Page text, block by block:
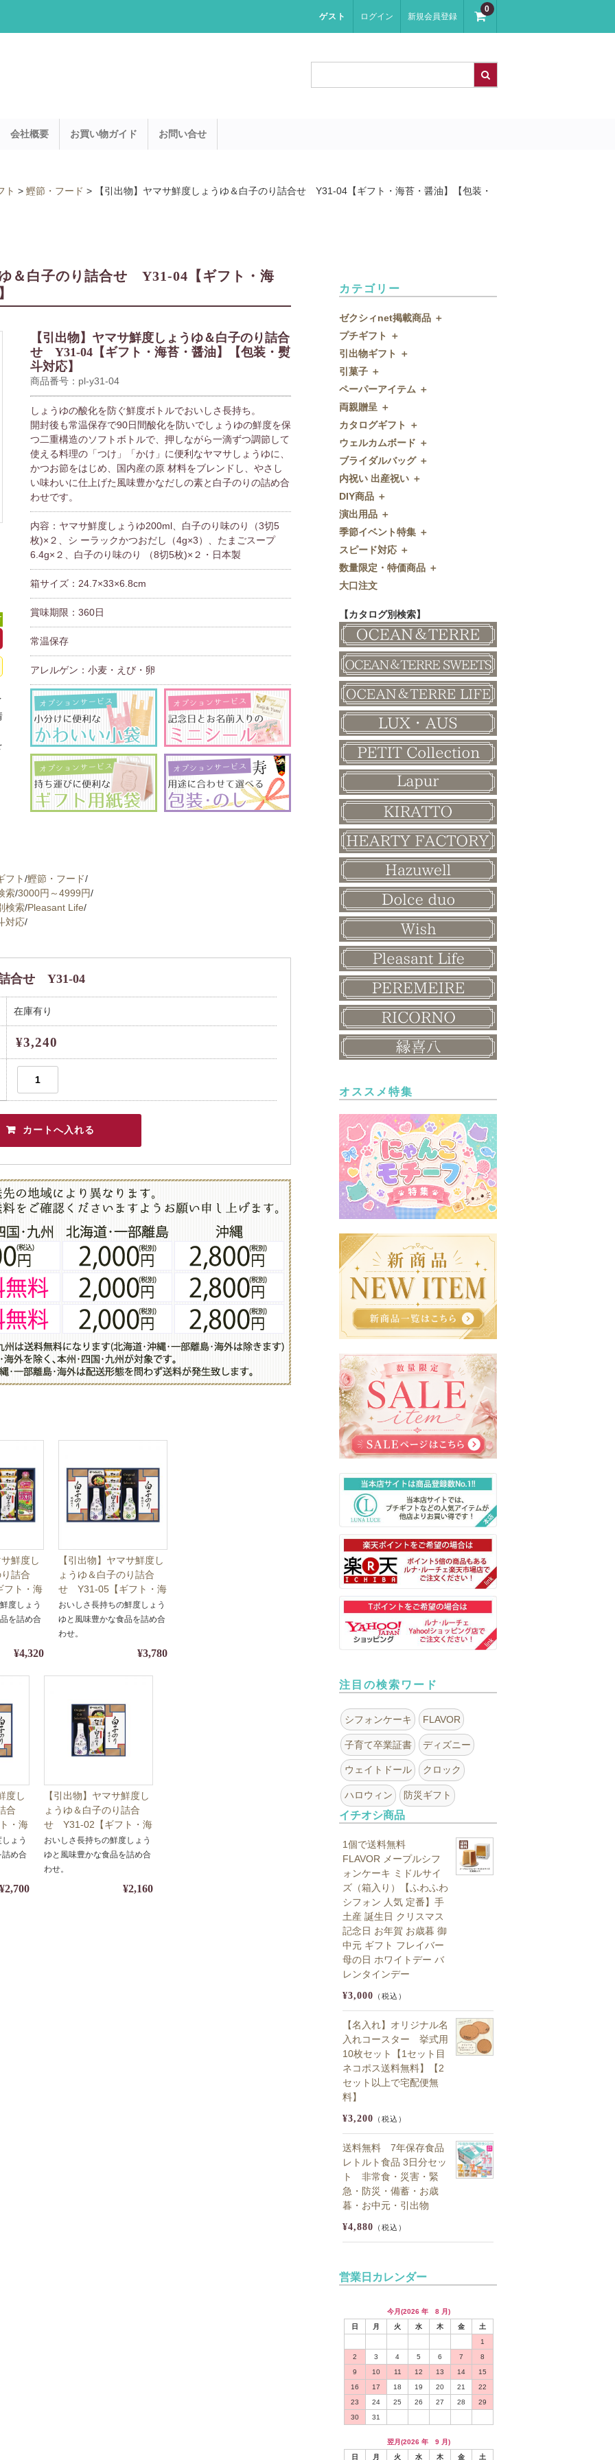
ゲスト ログイン 新規会員登録
0
会社概要 お買い物ガイド お問い合せ
ト > 鰹節・フード > 【引出物】ヤマサ鮮度しょうゆ＆白子のり詰合せ Y31-04【ギフト・海苔・醤油】【包装・
＆白子のり詰合せ Y31-04【ギフト・海
【引出物】ヤマサ鮮度しょうゆ＆白子のり詰合
せ Y31-04【ギフト・海苔・醤油】【包装・熨
斗対応】
商品番号：pl-y31-04
しょうゆの酸化を防ぐ鮮度ボトルでおいしさ長持ち。
開封後も常温保存で90日間酸化を防いでしょうゆの鮮度を保
つ二重構造のソフトボトルで、押しながら一滴ずつ調節して
使える料理の「つけ」「かけ」に便利なヤマサしょうゆに、
かつお節をはじめ、国内産の原 材料をブレンドし、やさし
い味わいに仕上げた風味豊かなだしの素と白子のりの詰め合
わせです。
内容：ヤマサ鮮度しょうゆ200ml、白子のり味のり（3切5
枚)×２、シ ーラックかつおだし（4g×3）、たまごスープ
6.4g×２、白子のり味のり （8切5枚)×２・日本製
箱サイズ：24.7×33×6.8cm
賞味期限：360日
常温保存
アレルゲン：小麦・えび・卵
フト/鰹節・フード/
索/3000円～4999円/
検索/Pleasant Life/
対応/
合せ Y31-04
在庫有り
¥3,240
鮮度し
詰合
ト・海
・熨斗
度しょう
を詰め合
¥4,320
【引出物】ヤマサ鮮度し
ょうゆ＆白子のり詰合
せ Y31-05【ギフト・海
苔・醤油】【包装・熨斗
対応】
おいしさ長持ちの鮮度しょう
ゆと風味豊かな食品を詰め合
わせ。
¥3,780
度し
合
・海
熨斗
ょう
め合
【引出物】ヤマサ鮮度し
ょうゆ＆白子のり詰合
せ Y31-02【ギフト・海
苔・醤油】【包装・熨斗
対応】
おいしさ長持ちの鮮度しょう
ゆと風味豊かな食品を詰め合
わせ。
¥2,160
カテゴリー
ゼクシィnet掲載商品 ＋
ゼクシィnet掲載商品
プチギフト ＋
プチギフト
ウェルカムプチギフト
アメニティ
キャンディー・金平糖
クッキー
スプーン
チョコレート
ディズニー
ドラジェ
プチタオル
席札立て
耳かき＆ぺん
紅茶＆コーヒー
和風プチギフト
その他
引出物ギフト ＋
引出物ギフト
グラス
タオル・石鹸・名披露目
ディズニーギフト
今治タオル
引出物セット
和食器
名入れ贈呈品
特選ギフト
珈琲・紅茶
鰹節・フード
引菓子 ＋
引菓子
バウムクーヘン
洋菓子
和菓子
FLAVOR
ペーパーアイテム ＋
ペーパーアイテム
招待状
席次表
席札
付箋・メッセージカード
印刷代行
ディズニーシリーズ
両親贈呈 ＋
両親贈呈
ディズニーウェイトドール
ウェイトベア
子育て卒業証書
クロックギフト
カタログギフト ＋
カタログギフト
OCEAN&TERRE GOURMET
SHIKISAI ONE
Grace
ウェルカムボード ＋
ウェルカムボード
カラーステンドグラス調
ガラス
フラワータイプ
ペンダントクロック
ミラー
メッセージパズル
似顔絵
和風ボード
ブライダルバッグ ＋
ブライダルバッグ
内祝い 出産祝い ＋
内祝い 出産祝い
DIY商品 ＋
DIY商品
演出用品 ＋
演出用品
リングピロー
ブーケプルズ
結婚証明書
その他
季節イベント特集 ＋
季節イベント特集
サクラ
クローバー
クリスマス
バレンタイン
ホワイトデー
母の日
父の日
敬老の日
スピード対応 ＋
スピード対応
即日お急ぎ発送
数量限定・特価商品 ＋
数量限定・特価商品
大口注文
【カタログ別検索】
オススメ特集
注目の検索ワード
シフォンケーキ FLAVOR
子育て卒業証書 ディズニー
ウェイトドール クロック
ハロウィン 防災ギフト
イチオシ商品
1個で送料無料
FLAVOR メープルシフ
ォンケーキ ミドルサイ
ズ（箱入り）【ふわふわ
シフォン 人気 定番】手
土産 誕生日 クリスマス
記念日 お年賀 お歳暮 御
中元 ギフト フレイバー
母の日 ホワイトデー バ
レンタインデー
¥3,000 （税込）
【名入れ】オリジナル名
入れコースター 挙式用
10枚セット【1セット目
ネコポス送料無料】【2
セット以上で宅配便無
料】
¥3,200 （税込）
送料無料 7年保存食品
レトルト食品 3日分セッ
ト 非常食・災害・緊
急・防災・備蓄・お歳
暮・お中元・引出物
¥4,880 （税込）
営業日カレンダー
今月(2026 年 8 月)
日
月 火 水 木 金
土
1
2
3 4 5 6 7
8
9
10 11 12 13 14
15
16
17 18 19 20 21
22
23
24 25 26 27 28
29
30
31
翌月(2026 年 9 月)
日
月 火 水 木 金 土